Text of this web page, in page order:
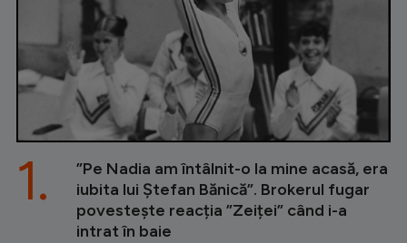
”Pe Nadia am întâlnit-o la mine acasă, era
iubita lui Ștefan Bănică”. Brokerul fugar
povestește reacția ”Zeiței” când i-a
intrat în baie
1.